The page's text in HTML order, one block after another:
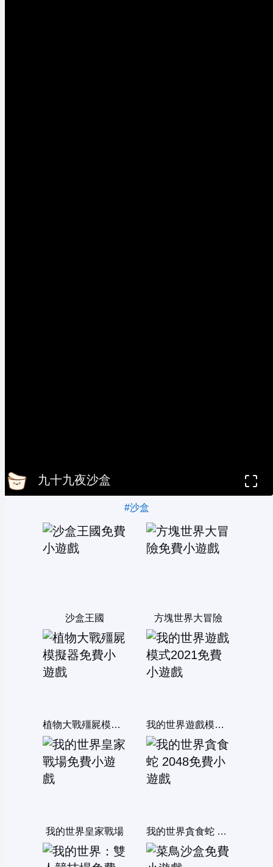
九十九夜沙盒
#沙盒
沙盒王國 方塊世界大冒險
植物大戰殭屍模擬器 我的世界遊戲模式2021
我的世界皇家戰場 我的世界貪食蛇 2048